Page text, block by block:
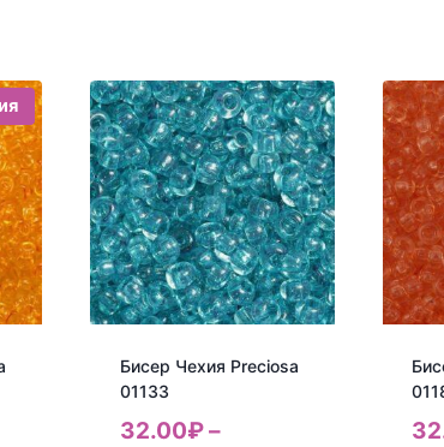
Бисер Чехия Preciosa
01133
32.00₽–